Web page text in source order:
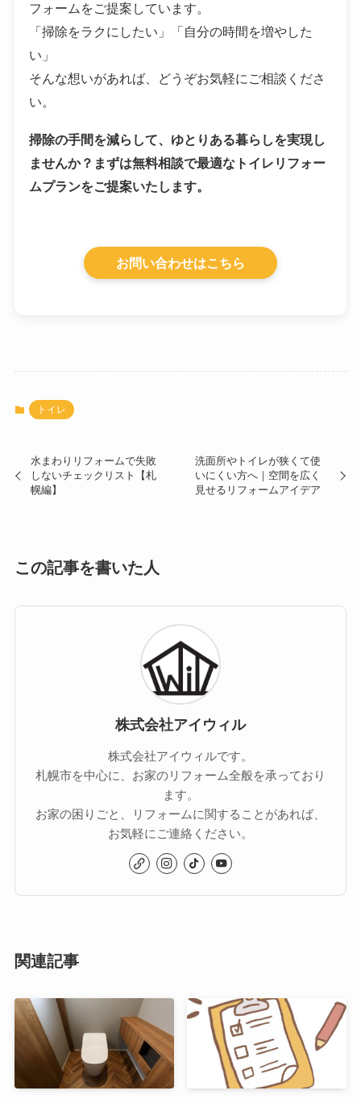
フォームをご提案しています。
「掃除をラクにしたい」「自分の時間を増やした
い」
そんな想いがあれば、どうぞお気軽にご相談くださ
い。
掃除の手間を減らして、ゆとりある暮らしを実現し
ませんか？まずは無料相談で最適なトイレリフォー
ムプランをご提案いたします。
お問い合わせはこちら
トイレ
水まわりリフォームで失敗
しないチェックリスト【札
幌編】
洗面所やトイレが狭くて使
いにくい方へ｜空間を広く
見せるリフォームアイデア
この記事を書いた人
株式会社アイウィル
株式会社アイウィルです。
札幌市を中心に、お家のリフォーム全般を承っており
ます。
お家の困りごと、リフォームに関することがあれば、
お気軽にご連絡ください。
関連記事